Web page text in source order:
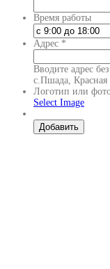
Время работы
Адрес *
Вводите адрес
с.Пшада, Красная
Логотип или
Select Image